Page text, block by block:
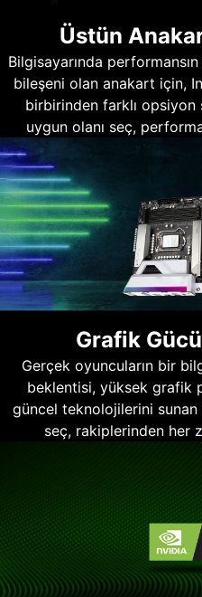
Üstün
Bilgisayarında
bileşeni olan anakart için,
birbirinden farklı opsiyon
uygun olanı seç,
Grafik
Gerçek oyuncuların bir
beklentisi, yüksek grafik
güncel teknolojilerini
seç, rakiplerinden her